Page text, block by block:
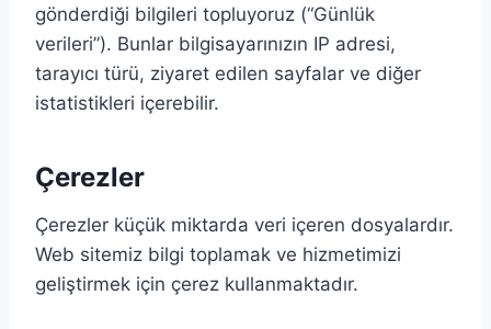
gönderdiği bilgileri topluyoruz (“Günlük
verileri”). Bunlar bilgisayarınızın IP adresi,
tarayıcı türü, ziyaret edilen sayfalar ve diğer
istatistikleri içerebilir.
Çerezler
Çerezler küçük miktarda veri içeren dosyalardır.
Web sitemiz bilgi toplamak ve hizmetimizi
geliştirmek için çerez kullanmaktadır.